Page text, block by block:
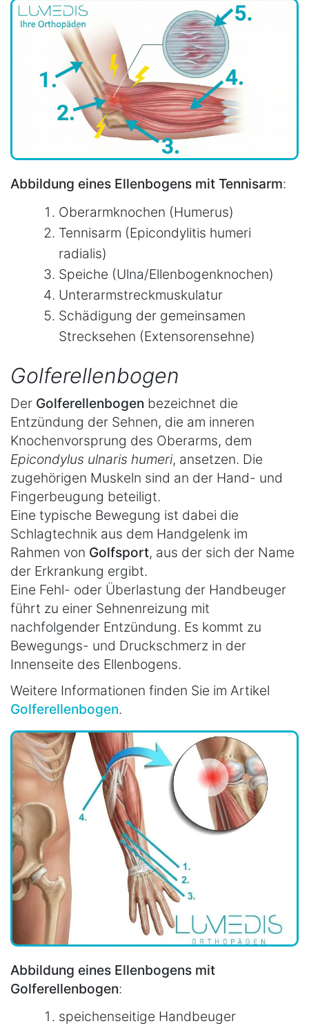
Abbildung eines Ellenbogens mit Tennisarm:
Oberarmknochen (Humerus)
Tennisarm (Epicondylitis humeri
radialis)
Speiche (Ulna/Ellenbogenknochen)
Unterarmstreckmuskulatur
Schädigung der gemeinsamen
Strecksehen (Extensorensehne)
Golferellenbogen
Der Golferellenbogen bezeichnet die
Entzündung der Sehnen, die am inneren
Knochenvorsprung des Oberarms, dem
Epicondylus ulnaris humeri, ansetzen. Die
zugehörigen Muskeln sind an der Hand- und
Fingerbeugung beteiligt.
Eine typische Bewegung ist dabei die
Schlagtechnik aus dem Handgelenk im
Rahmen von Golfsport, aus der sich der Name
der Erkrankung ergibt.
Eine Fehl- oder Überlastung der Handbeuger
führt zu einer Sehnenreizung mit
nachfolgender Entzündung. Es kommt zu
Bewegungs- und Druckschmerz in der
Innenseite des Ellenbogens.
Weitere Informationen finden Sie im Artikel
Golferellenbogen.
Abbildung eines Ellenbogens mit
Golferellenbogen:
speichenseitige Handbeuger